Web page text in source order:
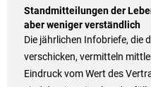
Standmitteilungen der
aber weniger verständlich
Die jährlichen Infobriefe, die
verschicken, vermitteln
Eindruck vom Wert des